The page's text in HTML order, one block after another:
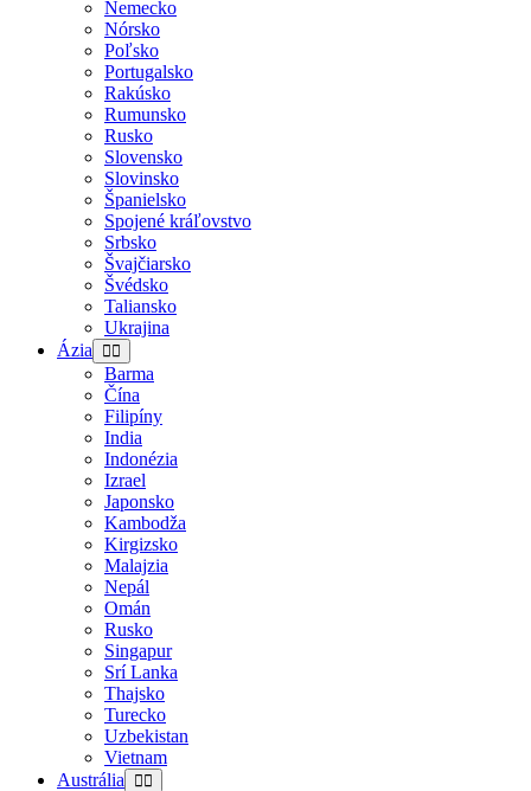
Nemecko
Nórsko
Poľsko
Portugalsko
Rakúsko
Rumunsko
Rusko
Slovensko
Slovinsko
Španielsko
Spojené kráľovstvo
Srbsko
Švajčiarsko
Švédsko
Taliansko
Ukrajina
Ázia
Barma
Čína
Filipíny
India
Indonézia
Izrael
Japonsko
Kambodža
Kirgizsko
Malajzia
Nepál
Omán
Rusko
Singapur
Srí Lanka
Thajsko
Turecko
Uzbekistan
Vietnam
Austrália